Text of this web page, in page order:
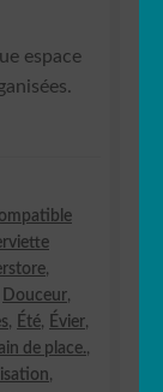
espace
,
Douceur,
, Été, Évier,
de place.,
,